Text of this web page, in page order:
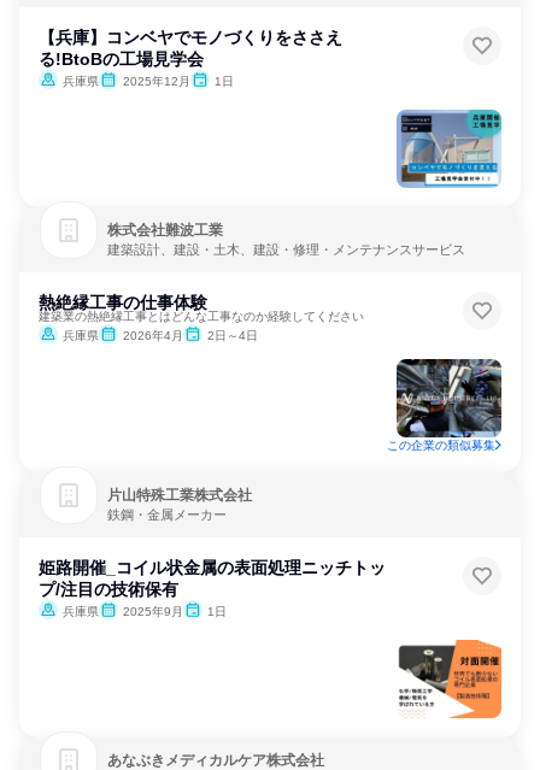
【兵庫】コンベヤでモノづくりをささえ
る!BtoBの工場見学会
兵庫県 2025年12月 1日
株式会社難波工業
建築設計、建設・土木、建設・修理・メンテナンスサービス
熱絶縁工事の仕事体験
建築業の熱絶縁工事とはどんな工事なのか経験してください
兵庫県
2026年4月 2日～4日
この企業の類似募集
片山特殊工業株式会社
鉄鋼・金属メーカー
姫路開催_コイル状金属の表面処理ニッチトッ
プ/注目の技術保有
兵庫県 2025年9月 1日
あなぶきメディカルケア株式会社